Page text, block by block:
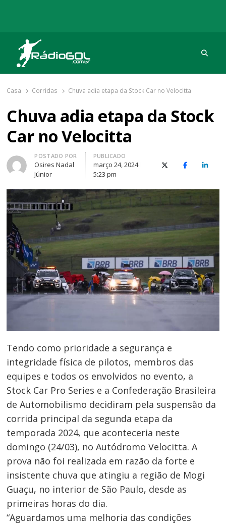
Rádio Gol
Há mais de 20 anos com as melhores coberturas
Casa Corridas Chuva adia etapa da Stock Car no Velocitta
Chuva adia etapa da Stock
Car no Velocitta
Autor
POSTADO POR
Osires Nadal
Júnior
PUBLICADO
março 24, 2024
5:23 pm
X (Twitter)Facebook
O
Tendo como prioridade a segurança e
integridade física de pilotos, membros das
equipes e todos os envolvidos no evento, a
Stock Car Pro Series e a Confederação Brasileira
de Automobilismo decidiram pela suspensão da
corrida principal da segunda etapa da
temporada 2024, que aconteceria neste
domingo (24/03), no Autódromo Velocitta. A
prova não foi realizada em razão da forte e
insistente chuva que atingiu a região de Mogi
Guaçu, no interior de São Paulo, desde as
primeiras horas do dia.
“Aguardamos uma melhoria das condições